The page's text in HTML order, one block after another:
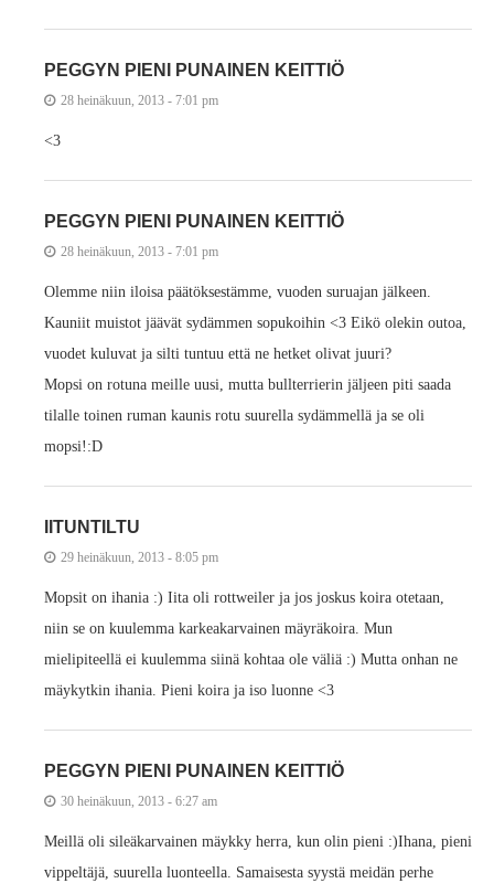
PEGGYN PIENI PUNAINEN KEITTIÖ
28 heinäkuun, 2013 - 7:01 pm
<3
PEGGYN PIENI PUNAINEN KEITTIÖ
28 heinäkuun, 2013 - 7:01 pm
Olemme niin iloisa päätöksestämme, vuoden suruajan jälkeen.
Kauniit muistot jäävät sydämmen sopukoihin <3 Eikö olekin outoa,
vuodet kuluvat ja silti tuntuu että ne hetket olivat juuri?
Mopsi on rotuna meille uusi, mutta bullterrierin jäljeen piti saada
tilalle toinen ruman kaunis rotu suurella sydämmellä ja se oli
mopsi!:D
IITUNTILTU
29 heinäkuun, 2013 - 8:05 pm
Mopsit on ihania :) Iita oli rottweiler ja jos joskus koira otetaan,
niin se on kuulemma karkeakarvainen mäyräkoira. Mun
mielipiteellä ei kuulemma siinä kohtaa ole väliä :) Mutta onhan ne
mäykytkin ihania. Pieni koira ja iso luonne <3
PEGGYN PIENI PUNAINEN KEITTIÖ
30 heinäkuun, 2013 - 6:27 am
Meillä oli sileäkarvainen mäykky herra, kun olin pieni :)Ihana, pieni
vippeltäjä, suurella luonteella. Samaisesta syystä meidän perhe